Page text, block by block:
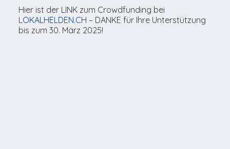
Hier ist der LINK zum Crowdfunding bei
LOKALHELDEN.CH – DANKE für Ihre Unterstützung
bis zum 30. März 2025!